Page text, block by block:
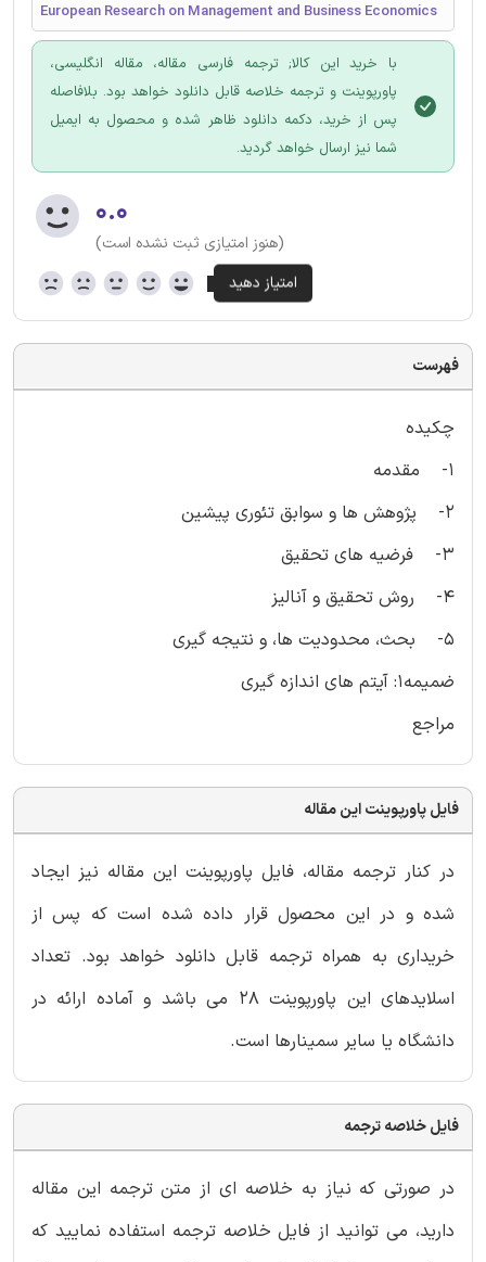
European Research on Management and Business Economics
با خرید این کالا; ترجمه فارسی مقاله، مقاله انگلیسی،
پاورپوینت و ترجمه خلاصه قابل دانلود خواهد بود. بلافاصله
پس از خرید، دکمه دانلود ظاهر شده و محصول به ایمیل
شما نیز ارسال خواهد گردید.
۰.۰
(هنوز امتیازی ثبت نشده است)
فهرست
چکیده
1- مقدمه
2- پژوهش ها و سوابق تئوری پیشین
3- فرضیه های تحقیق
4- روش تحقیق و آنالیز
5- بحث، محدودیت ها، و نتیجه گیری
ضمیمه1: آیتم های اندازه گیری
مراجع
فایل پاورپوینت این مقاله
در کنار ترجمه مقاله، فایل پاورپوینت این مقاله نیز ایجاد
شده و در این محصول قرار داده شده است که پس از
خریداری به همراه ترجمه قابل دانلود خواهد بود. تعداد
اسلایدهای این پاورپوینت 28 می باشد و آماده ارائه در
دانشگاه یا سایر سمینارها است.
فایل خلاصه ترجمه
در صورتی که نیاز به خلاصه ای از متن ترجمه این مقاله
دارید، می توانید از فایل خلاصه ترجمه استفاده نمایید که